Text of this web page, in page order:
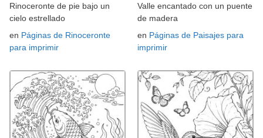
Rinoceronte de pie bajo un
cielo estrellado
en Páginas de Rinoceronte
para imprimir
Valle encantado con un puente
de madera
en Páginas de Paisajes para
imprimir